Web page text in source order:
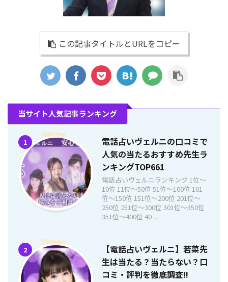
この記事タイトルとURLをコピー
当サイト人気記事ランキング
1
電話占いヴェルニの口コミで
人気の当たるおすすめ先生ラ
ンキングTOP661
電話占いヴェルニランキング 1位〜
10位 11位〜50位 51位〜100位 101
位〜150位 151位〜200位 201位〜
250位 251位〜300位 301位〜350位
351位〜400位 40 ...
2
【電話占いヴェルニ】若菜先
生は当たる？当たらない？口
コミ・評判を徹底調査!!